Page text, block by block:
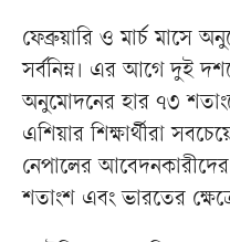
ফেব্রুয়ারি ও মার্চ মাসে
সর্বনিম্ন। এর আগে দুই
অনুমোদনের হার ৭৩
এশিয়ার শিক্ষার্থীরা
নেপালের
শতাংশ এবং ভারতের